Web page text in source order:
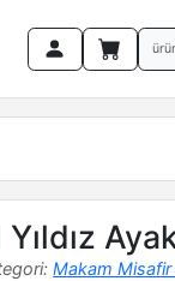
Makam Misafir